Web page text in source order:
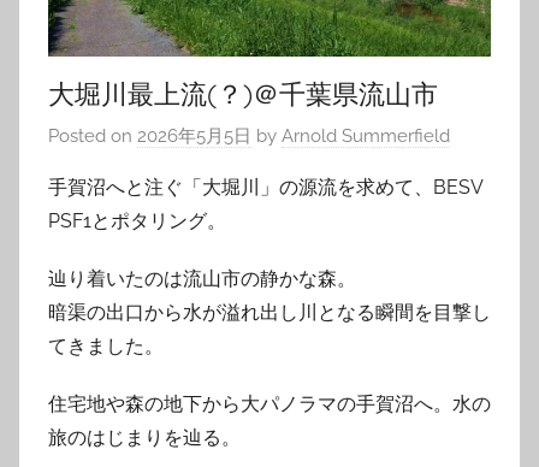
大堀川最上流(？)＠千葉県流山市
Posted on 2026年5月5日 by Arnold Summerfield
手賀沼へと注ぐ「大堀川」の源流を求めて、BESV
PSF1とポタリング。
辿り着いたのは流山市の静かな森。
暗渠の出口から水が溢れ出し川となる瞬間を目撃し
てきました。
住宅地や森の地下から大パノラマの手賀沼へ。水の
旅のはじまりを辿る。